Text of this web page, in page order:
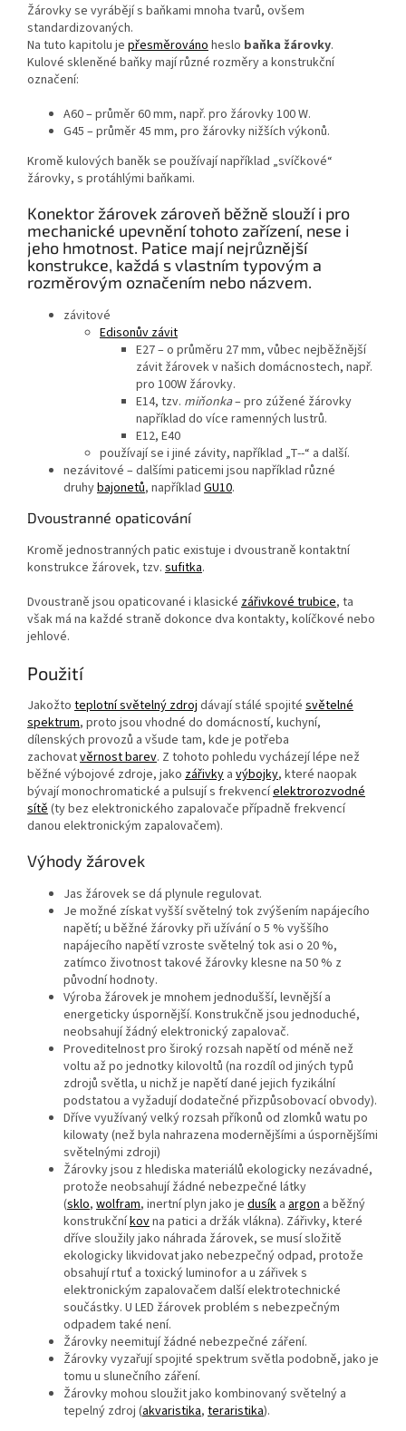
Žárovky se vyrábějí s baňkami mnoha tvarů, ovšem
standardizovaných.
Na tuto kapitolu je přesměrováno heslo baňka žárovky.
Kulové skleněné baňky mají různé rozměry a konstrukční
označení:
A60 – průměr 60 mm, např. pro žárovky 100 W.
G45 – průměr 45 mm, pro žárovky nižších výkonů.
Kromě kulových baněk se používají například „svíčkové“
žárovky, s protáhlými baňkami.
Konektor žárovek zároveň běžně slouží i pro
mechanické upevnění tohoto zařízení, nese i
jeho hmotnost. Patice mají nejrůznější
konstrukce, každá s vlastním typovým a
rozměrovým označením nebo názvem.
závitové
Edisonův závit
E27 – o průměru 27 mm, vůbec nejběžnější
závit žárovek v našich domácnostech, např.
pro 100W žárovky.
E14, tzv. miňonka– pro zúžené žárovky
například do více ramenných lustrů.
E12, E40
používají se i jiné závity, například „T--“ a další.
nezávitové – dalšími paticemi jsou například různé
druhybajonetů, například GU10.
Dvoustranné opaticování
Kromě jednostranných patic existuje i dvoustraně kontaktní
konstrukce žárovek, tzv. sufitka.
Dvoustraně jsou opaticované i klasické zářivkové trubice, ta
však má na každé straně dokonce dva kontakty, kolíčkové nebo
jehlové.
Použití
Jakožto teplotní světelný zdroj dávají stálé spojité světelné
spektrum, proto jsou vhodné do domácností, kuchyní,
dílenských provozů a všude tam, kde je potřeba
zachovatvěrnost barev. Z tohoto pohledu vycházejí lépe než
běžné výbojové zdroje, jako zářivky a výbojky, které naopak
bývají monochromatické a pulsují s frekvencíelektrorozvodné
sítě(ty bez elektronického zapalovače případně frekvencí
danou elektronickým zapalovačem).
Výhody žárovek
Jas žárovek se dá plynule regulovat.
Je možné získat vyšší světelný tok zvýšením napájecího
napětí; u běžné žárovky při užívání o 5 % vyššího
napájecího napětí vzroste světelný tok asi o 20 %,
zatímco životnost takové žárovky klesne na 50 % z
původní hodnoty.
Výroba žárovek je mnohem jednodušší, levnější a
energeticky úspornější. Konstrukčně jsou jednoduché,
neobsahují žádný elektronický zapalovač.
Proveditelnost pro široký rozsah napětí od méně než
voltu až po jednotky kilovoltů (na rozdíl od jiných typů
zdrojů světla, u nichž je napětí dané jejich fyzikální
podstatou a vyžadují dodatečné přizpůsobovací obvody).
Dříve využívaný velký rozsah příkonů od zlomků watu po
kilowaty (než byla nahrazena modernějšími a úspornějšími
světelnými zdroji)
Žárovky jsou z hlediska materiálů ekologicky nezávadné,
protože neobsahují žádné nebezpečné látky
(sklo, wolfram, inertní plyn jako je dusík a argon a běžný
konstrukčníkovna patici a držák vlákna). Zářivky, které
dříve sloužily jako náhrada žárovek, se musí složitě
ekologicky likvidovat jako nebezpečný odpad, protože
obsahují rtuť a toxický luminofor a u zářivek s
elektronickým zapalovačem další elektrotechnické
součástky. U LED žárovek problém s nebezpečným
odpadem také není.
Žárovky neemitují žádné nebezpečné záření.
Žárovky vyzařují spojité spektrum světla podobně, jako je
tomu u slunečního záření.
Žárovky mohou sloužit jako kombinovaný světelný a
tepelný zdroj (akvaristika, teraristika).